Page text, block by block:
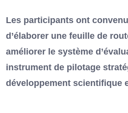
Les participants ont
d’élaborer une feuille de
améliorer le système
instrument de pilotage
développement scientifique